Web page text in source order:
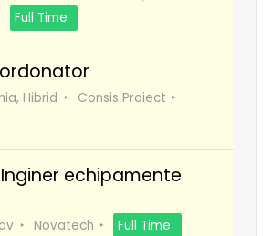
Full Time
Hibrid
Consis Proiect
echipamente
Novatech Full Time